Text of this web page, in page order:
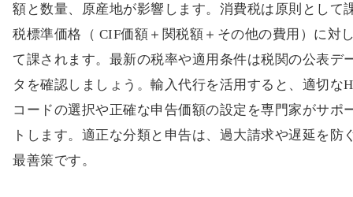
額と数量、原産地が影響します。消費税は原則として
税標準価格（ CIF価額＋関税額＋その他の費用）に対
て課されます。最新の税率や適用条件は税関の公表デ
タを確認しましょう。輸入代行を活用すると、適切な
コードの選択や正確な申告価額の設定を専門家がサポ
トします。適正な分類と申告は、過大請求や遅延を防
最善策です。